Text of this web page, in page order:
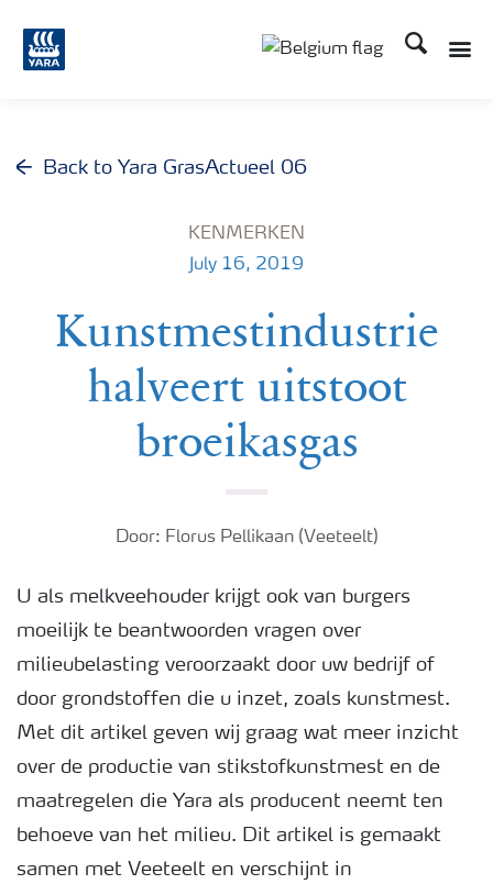
Zoek op
Back to Yara GrasActueel 06
KENMERKEN
July 16, 2019
Kunstmestindustrie
halveert uitstoot
broeikasgas
Door: Florus Pellikaan (Veeteelt)
U als melkveehouder krijgt ook van burgers
moeilijk te beantwoorden vragen over
milieubelasting veroorzaakt door uw bedrijf of
door grondstoffen die u inzet, zoals kunstmest.
Met dit artikel geven wij graag wat meer inzicht
over de productie van stikstofkunstmest en de
maatregelen die Yara als producent neemt ten
behoeve van het milieu. Dit artikel is gemaakt
samen met Veeteelt en verschijnt in